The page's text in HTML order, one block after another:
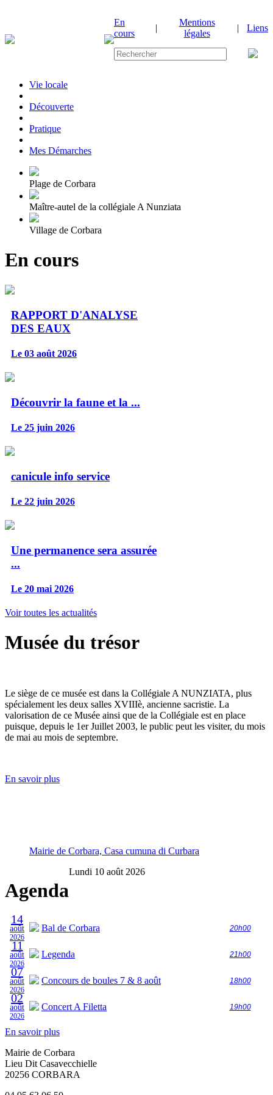
En
cours
|
Mentions
légales
| Liens
Vie locale
|Découverte
|Pratique
|Mes Démarches
Plage de Corbara
Maître-autel de la collégiale A Nunziata
Village de Corbara
En cours
RAPPORT D'ANALYSE
DES EAUX
Le 03 août 2026
Découvrir la faune et la ...
Le 25 juin 2026
canicule info service
Le 22 juin 2026
Une permanence sera assurée
...
Le 20 mai 2026
Voir toutes les actualités
Musée du trésor
Le siège de ce musée est dans la Collégiale A NUNZIATA, plus
spécialement les deux salles XVIIIè, ancienne sacristie. La
valorisation de ce Musée ainsi que de la Collégiale est en place
puisque, depuis le 1er Juillet 2003, le public peut les visiter, du mois
de mai au mois de septembre.
En savoir plus
Mairie de Corbara, Casa cumuna di Curbara
Agenda
Lundi 10 août 2026
14
août
2026
Bal de Corbara 20h00
11
août
2026
Legenda 21h00
07
août
2026
Concours de boules 7 & 8 août 18h00
02
août
2026
Concert A Filetta 19h00
En savoir plus
Mairie de Corbara
Lieu Dit Casavecchielle
20256 CORBARA